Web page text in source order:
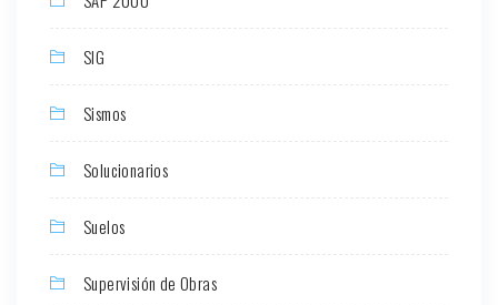
SIG
Sismos
Solucionarios
Suelos
Supervisión de Obras